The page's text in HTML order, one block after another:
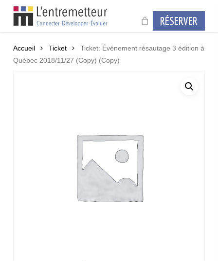
content
RÉSERVER
Accueil Ticket
Ticket: Événement résautage 3 édition à
Québec 2018/11/27 (Copy) (Copy)